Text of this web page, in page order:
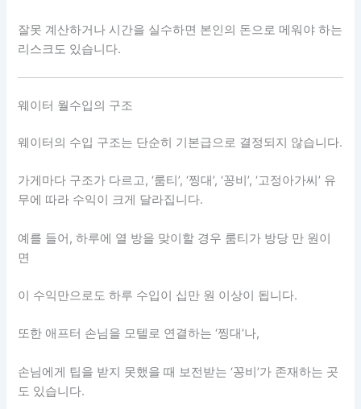
잘못 계산하거나 시간을 실수하면 본인의 돈으로 메워야 하는
리스크도 있습니다.
웨이터 월수입의 구조
웨이터의 수입 구조는 단순히 기본급으로 결정되지 않습니다.
가게마다 구조가 다르고, ‘룸티’, ‘찡대’, ‘꽁비’, ‘고정아가씨’ 유
무에 따라 수익이 크게 달라집니다.
예를 들어, 하루에 열 방을 맞이할 경우 룸티가 방당 만 원이
면
이 수익만으로도 하루 수입이 십만 원 이상이 됩니다.
또한 애프터 손님을 모텔로 연결하는 ‘찡대’나,
손님에게 팁을 받지 못했을 때 보전받는 ‘꽁비’가 존재하는 곳
도 있습니다.